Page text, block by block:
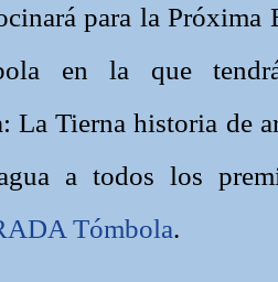
para la Próxima
en la que
La Tierna historia de
a todos los
Tómbola.